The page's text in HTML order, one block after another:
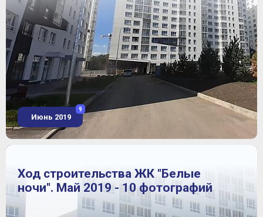
Июнь 2019
9
Ход строительства ЖК "Белые
ночи". Май 2019 - 10 фотографий